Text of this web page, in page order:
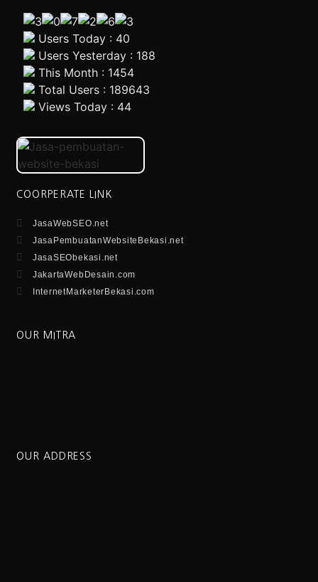
Users Today : 40
Users Yesterday : 188
This Month : 1454
Total Users : 189643
Views Today : 44
COORPERATE LINK
JasaWebSEO.net
JasaPembuatanWebsiteBekasi.net
JasaSEObekasi.net
JakartaWebDesain.com
InternetMarketerBekasi.com
OUR MITRA
OUR ADDRESS